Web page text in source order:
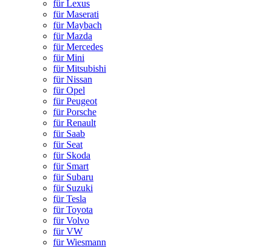
für Lexus
für Maserati
für Maybach
für Mazda
für Mercedes
für Mini
für Mitsubishi
für Nissan
für Opel
für Peugeot
für Porsche
für Renault
für Saab
für Seat
für Skoda
für Smart
für Subaru
für Suzuki
für Tesla
für Toyota
für Volvo
für VW
für Wiesmann